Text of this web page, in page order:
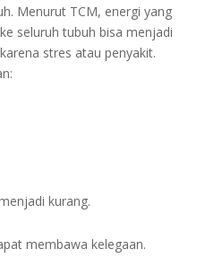
Menurut TCM, energi yang
seluruh tubuh bisa menjadi
stres atau penyakit.
kurang.
membawa kelegaan.